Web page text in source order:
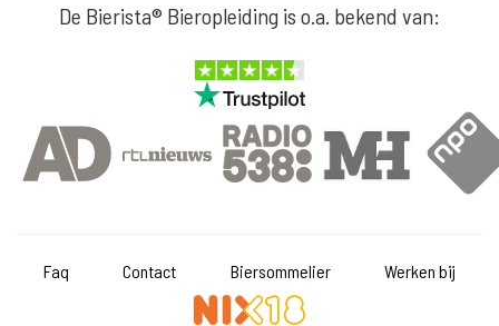
De Bierista® Bieropleiding is o.a. bekend van:
Faq Contact Biersommelier Werken bij